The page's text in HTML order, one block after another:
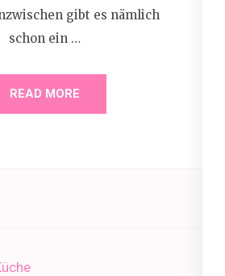
gibt es nämlich
schon ein …
READ MORE